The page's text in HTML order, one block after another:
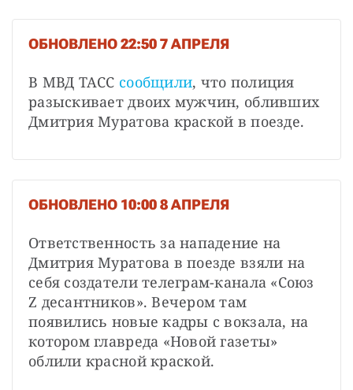
ОБНОВЛЕНО 22:50 7 АПРЕЛЯ
В МВД ТАСС сообщили, что полиция
разыскивает двоих мужчин, обливших
Дмитрия Муратова краской в поезде.
ОБНОВЛЕНО 10:00 8 АПРЕЛЯ
Ответственность за нападение на
Дмитрия Муратова в поезде взяли на
себя создатели телеграм-канала «Союз
Z десантников». Вечером там
появились новые кадры с вокзала, на
котором главреда «Новой газеты»
облили красной краской.